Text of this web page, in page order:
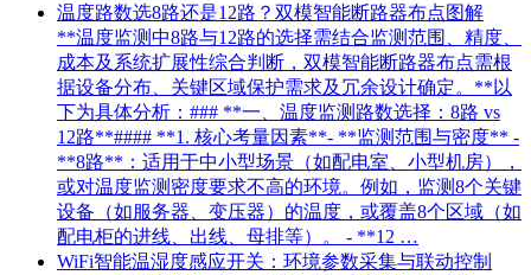
温度路数选8路还是12路？双模智能断路器布点图解
**温度监测中8路与12路的选择需结合监测范围、精度、
成本及系统扩展性综合判断，双模智能断路器布点需根
据设备分布、关键区域保护需求及冗余设计确定。**以
下为具体分析：### **一、温度监测路数选择：8路 vs
12路**#### **1. 核心考量因素**- **监测范围与密度** -
**8路**：适用于中小型场景（如配电室、小型机房），
或对温度监测密度要求不高的环境。例如，监测8个关键
设备（如服务器、变压器）的温度，或覆盖8个区域（如
配电柜的进线、出线、母排等）。 - **12 …
WiFi智能温湿度感应开关：环境参数采集与联动控制